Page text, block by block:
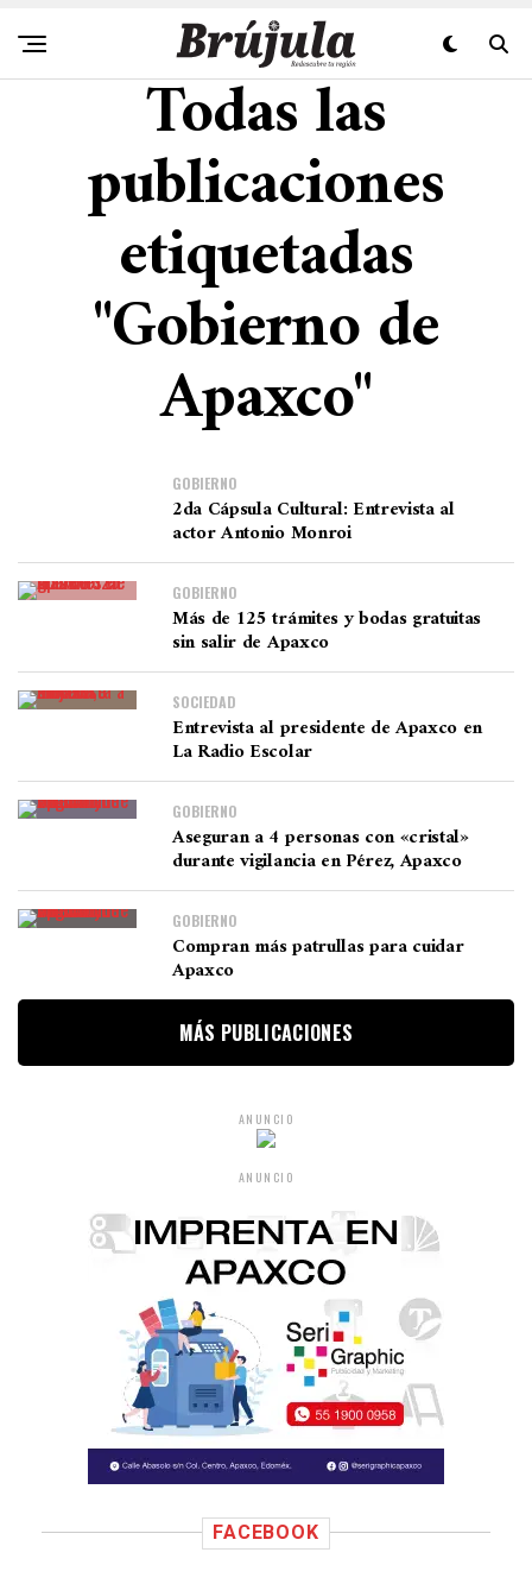
Todas las
publicaciones
etiquetadas
"Gobierno de
Apaxco"
GOBIERNO
2da Cápsula Cultural: Entrevista al
actor Antonio Monroi
GOBIERNO
Más de 125 trámites y bodas gratuitas
sin salir de Apaxco
SOCIEDAD
Entrevista al presidente de Apaxco en
La Radio Escolar
GOBIERNO
Aseguran a 4 personas con «cristal»
durante vigilancia en Pérez, Apaxco
GOBIERNO
Compran más patrullas para cuidar
Apaxco
MÁS PUBLICACIONES
ANUNCIO
ANUNCIO
FACEBOOK